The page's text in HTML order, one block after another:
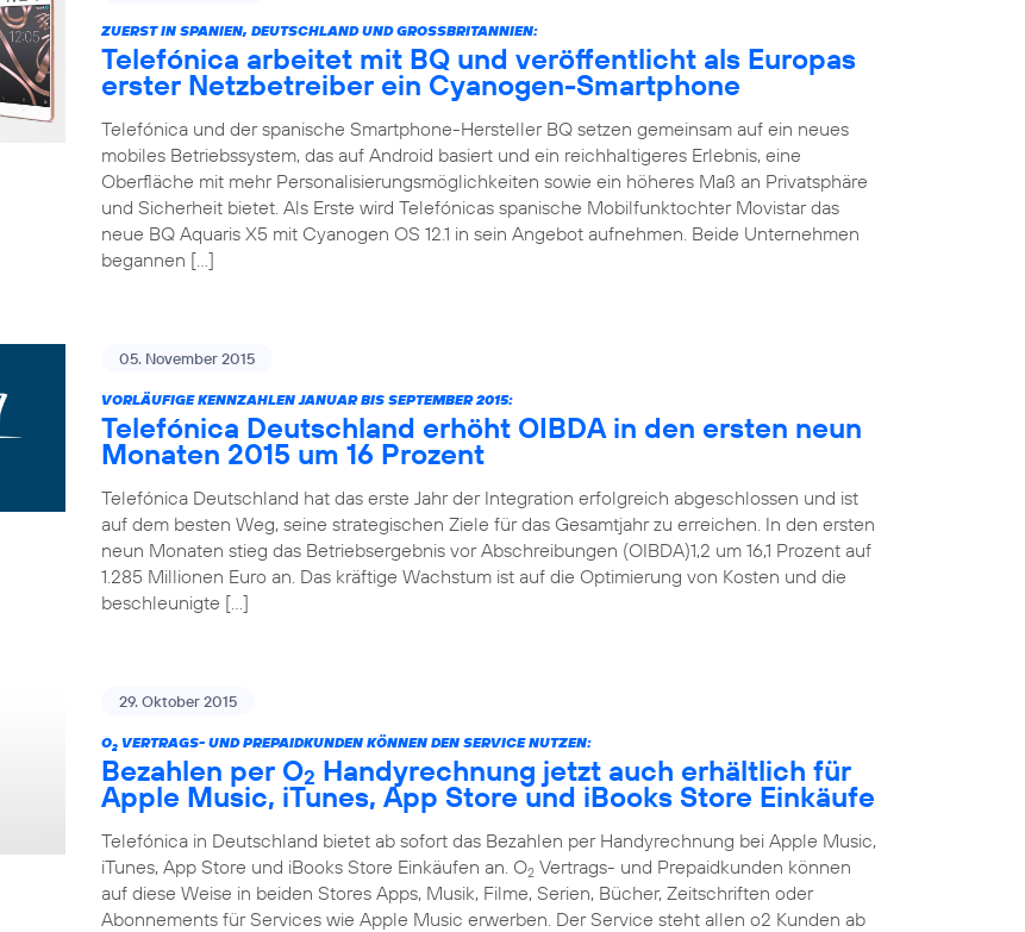
ZUERST IN SPANIEN, DEUTSCHLAND UND GROSSBRITANNIEN:
Telefónica arbeitet mit BQ und veröffentlicht als Europas
erster Netzbetreiber ein Cyanogen-Smartphone
Telefónica und der spanische Smartphone-Hersteller BQ setzen gemeinsam auf ein neues
mobiles Betriebssystem, das auf Android basiert und ein reichhaltigeres Erlebnis, eine
Oberfläche mit mehr Personalisierungsmöglichkeiten sowie ein höheres Maß an Privatsphäre
und Sicherheit bietet. Als Erste wird Telefónicas spanische Mobilfunktochter Movistar das
neue BQ Aquaris X5 mit Cyanogen OS 12.1 in sein Angebot aufnehmen. Beide Unternehmen
begannen […]
05. November 2015
VORLÄUFIGE KENNZAHLEN JANUAR BIS SEPTEMBER 2015:
Telefónica Deutschland erhöht OIBDA in den ersten neun
Monaten 2015 um 16 Prozent
Telefónica Deutschland hat das erste Jahr der Integration erfolgreich abgeschlossen und ist
auf dem besten Weg, seine strategischen Ziele für das Gesamtjahr zu erreichen. In den ersten
neun Monaten stieg das Betriebsergebnis vor Abschreibungen (OIBDA)1,2 um 16,1 Prozent auf
1.285 Millionen Euro an. Das kräftige Wachstum ist auf die Optimierung von Kosten und die
beschleunigte […]
29. Oktober 2015
O2 VERTRAGS- UND PREPAIDKUNDEN KÖNNEN DEN SERVICE NUTZEN:
Bezahlen per O2 Handyrechnung jetzt auch erhältlich für
Apple Music, iTunes, App Store und iBooks Store Einkäufe
Telefónica in Deutschland bietet ab sofort das Bezahlen per Handyrechnung bei Apple Music,
iTunes, App Store und iBooks Store Einkäufen an. O2 Vertrags- und Prepaidkunden können
auf diese Weise in beiden Stores Apps, Musik, Filme, Serien, Bücher, Zeitschriften oder
Abonnements für Services wie Apple Music erwerben. Der Service steht allen o2 Kunden ab